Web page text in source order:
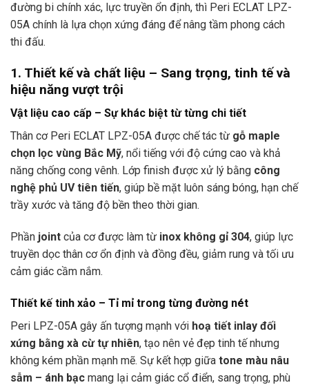
đường bi chính xác, lực truyền ổn định, thì Peri ECLAT LPZ-
05A chính là lựa chọn xứng đáng để nâng tầm phong cách
thi đấu.
1. Thiết kế và chất liệu – Sang trọng, tinh tế và
hiệu năng vượt trội
Vật liệu cao cấp – Sự khác biệt từ từng chi tiết
Thân cơ Peri ECLAT LPZ-05A được chế tác từ gỗ maple
chọn lọc vùng Bắc Mỹ, nổi tiếng với độ cứng cao và khả
năng chống cong vênh. Lớp finish được xử lý bằng công
nghệ phủ UV tiên tiến, giúp bề mặt luôn sáng bóng, hạn chế
trầy xước và tăng độ bền theo thời gian.
Phần joint của cơ được làm từ inox không gỉ 304, giúp lực
truyền dọc thân cơ ổn định và đồng đều, giảm rung và tối ưu
cảm giác cầm nắm.
Thiết kế tinh xảo – Tỉ mỉ trong từng đường nét
Peri LPZ-05A gây ấn tượng mạnh với hoạ tiết inlay đối
xứng bằng xà cừ tự nhiên, tạo nên vẻ đẹp tinh tế nhưng
không kém phần mạnh mẽ. Sự kết hợp giữa tone màu nâu
sẫm – ánh bạc mang lại cảm giác cổ điển, sang trọng, phù